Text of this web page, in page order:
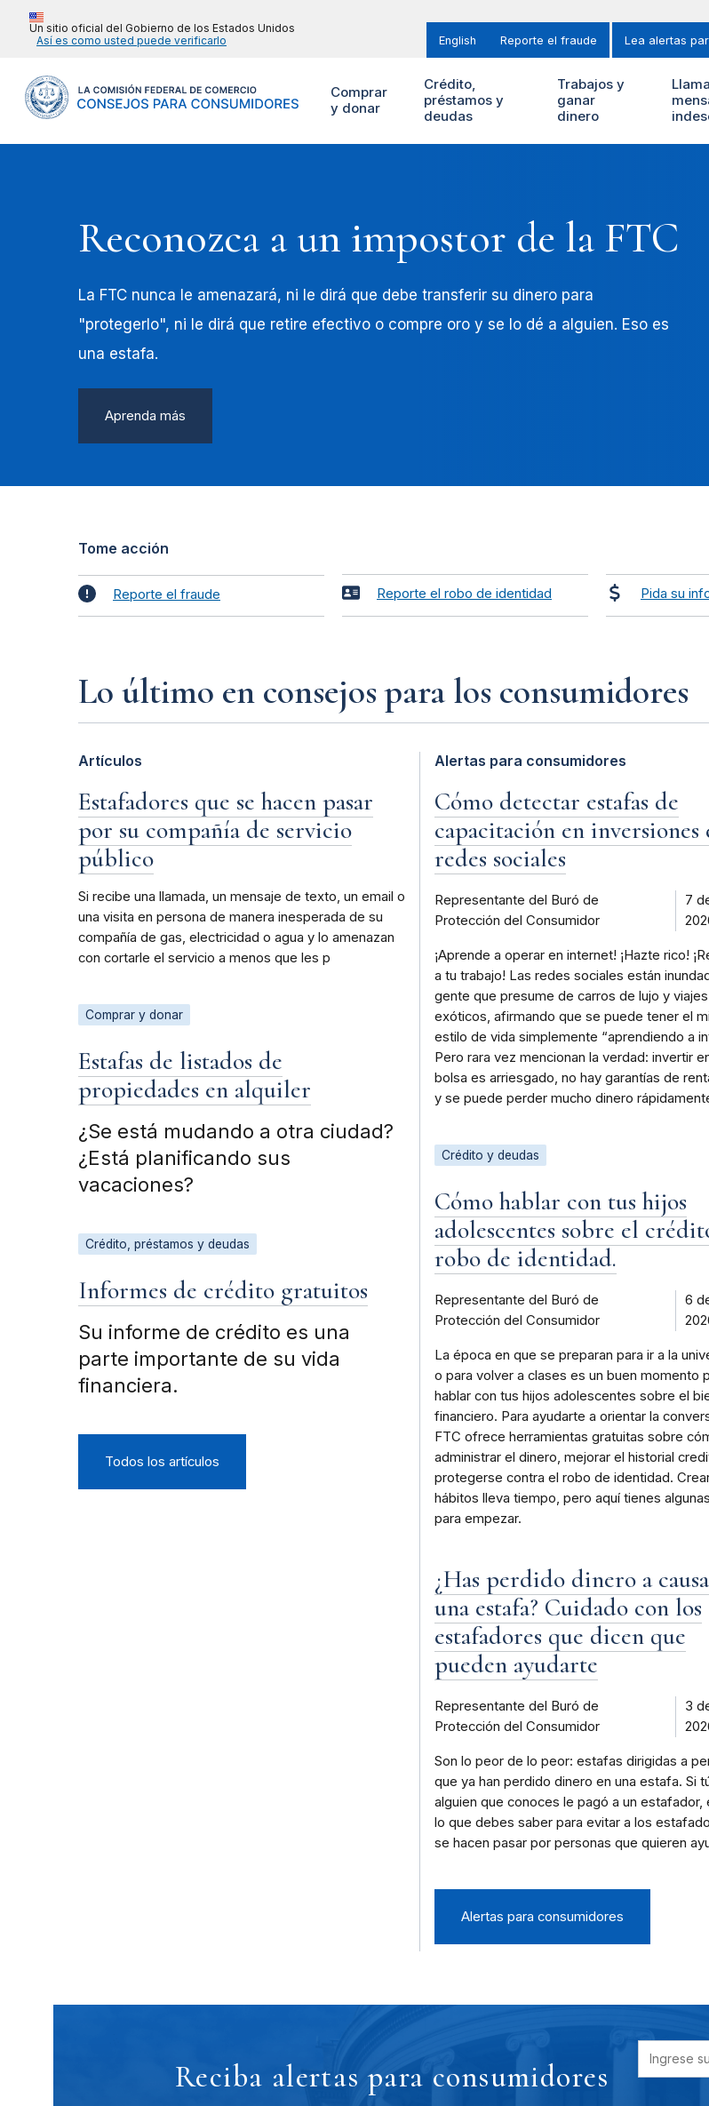
Un sitio oficial del Gobierno de los Estados Unidos
Así es como usted puede verificarlo
English Reporte el fraude Lea alertas
Comprar
y donar
Crédito,
préstamos y
deudas
Trabajos y
ganar
dinero
Reconozca a un impostor de la FTC
La FTC nunca le amenazará, ni le dirá que debe transferir su dinero para
"protegerlo", ni le dirá que retire efectivo o compre oro y se lo dé a alguien. Eso es
una estafa.
Aprenda más
Tome acción
Reporte el fraude Reporte el robo de identidad Pida su
Lo último en consejos para los consumidores
Artículos
Estafadores que se hacen pasar
por su compañía de servicio
público
Si recibe una llamada, un mensaje de texto, un email o
una visita en persona de manera inesperada de su
compañía de gas, electricidad o agua y lo amenazan
con cortarle el servicio a menos que les p
Comprar y donar
Estafas de listados de
propiedades en alquiler
¿Se está mudando a otra ciudad?
¿Está planificando sus
vacaciones?
Crédito, préstamos y deudas
Informes de crédito gratuitos
Su informe de crédito es una
parte importante de su vida
financiera.
Todos los artículos
Alertas para consumidores
Cómo detectar estafas de
capacitación en inversiones
redes sociales
Representante del Buró de
Protección del Consumidor
7
¡Aprende a operar en internet! ¡Hazte rico!
a tu trabajo! Las redes sociales están
gente que presume de carros de lujo y viajes
exóticos, afirmando que se puede tener el
estilo de vida simplemente “aprendiendo a
Pero rara vez mencionan la verdad: invertir
bolsa es arriesgado, no hay garantías de
y se puede perder mucho dinero
Crédito y deudas
Cómo hablar con tus hijos
adolescentes sobre el
robo de identidad.
Representante del Buró de
Protección del Consumidor
6
La época en que se preparan para ir a la
o para volver a clases es un buen momento
hablar con tus hijos adolescentes sobre el
financiero. Para ayudarte a orientar la
FTC ofrece herramientas gratuitas sobre
administrar el dinero, mejorar el historial
protegerse contra el robo de identidad.
hábitos lleva tiempo, pero aquí tienes
para empezar.
¿Has perdido dinero a
una estafa? Cuidado con los
estafadores que dicen que
pueden ayudarte
Representante del Buró de
Protección del Consumidor
3
Son lo peor de lo peor: estafas dirigidas a
que ya han perdido dinero en una estafa. Si
alguien que conoces le pagó a un estafador,
lo que debes saber para evitar a los
se hacen pasar por personas que quieren
Alertas para consumidores
Reciba alertas para consumidores